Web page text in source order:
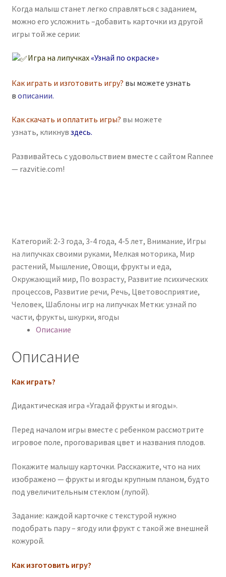
Когда малыш станет легко справляться с заданием,
можно его усложнить –добавить карточки из другой
игры той же серии:
Игра на липучках «Узнай по окраске»
Как играть и изготовить игру? вы можете узнать
в описании.
Как скачать и оплатить игры? вы можете
узнать, кликнув здесь.
Развивайтесь с удовольствием вместе с сайтом Rannee
— razvitie.com!
Категорий: 2-3 года, 3-4 года, 4-5 лет, Внимание, Игры
на липучках своими руками, Мелкая моторика, Мир
растений, Мышление, Овощи, фрукты и еда,
Окружающий мир, По возрасту, Развитие психических
процессов, Развитие речи, Речь, Цветовосприятие,
Человек, Шаблоны игр на липучках Метки: узнай по
части, фрукты, шкурки, ягоды
Описание
Описание
Как играть?
Дидактическая игра «Угадай фрукты и ягоды».
Перед началом игры вместе с ребенком рассмотрите
игровое поле, проговаривая цвет и названия плодов.
Покажите малышу карточки. Расскажите, что на них
изображено — фрукты и ягоды крупным планом, будто
под увеличительным стеклом (лупой).
Задание: каждой карточке с текстурой нужно
подобрать пару – ягоду или фрукт с такой же внешней
кожурой.
Как изготовить игру?